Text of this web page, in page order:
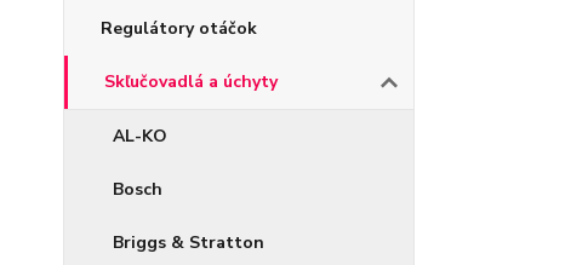
Regulátory otáčok
Skľučovadlá a úchyty
AL-KO
Bosch
Briggs & Stratton